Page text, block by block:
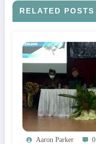
RELATED POSTS
Aaron Parker 0